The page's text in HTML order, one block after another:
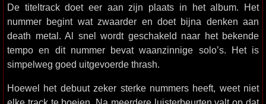
De titeltrack doet eer aan zijn plaats in het album. Het
nummer begint wat zwaarder en doet bijna denken aan
death metal. Al snel wordt geschakeld naar het bekende
tempo en dit nummer bevat waanzinnige solo’s. Het is
simpelweg goed uitgevoerde thrash.
Hoewel het debuut zeker sterke nummers heeft, weet niet